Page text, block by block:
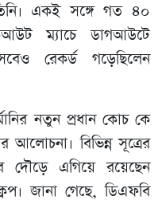
একই সঙ্গে গত ৪০
ম্যাচে ডাগআউটে
রেকর্ড গড়েছিলেন
নতুন প্রধান কোচ কে
বিভিন্ন সূত্রের
দৌড়ে এগিয়ে রয়েছেন
জানা গেছে, ডিএফবি